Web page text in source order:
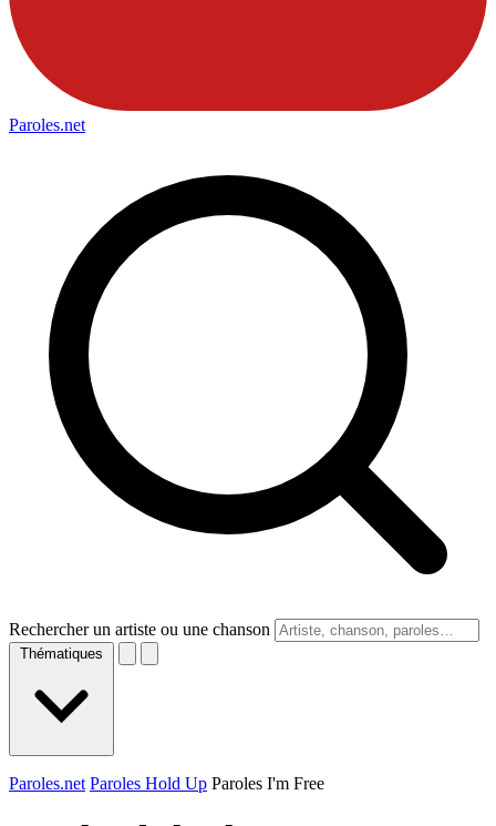
Paroles.net
Rechercher un artiste ou une chanson
Thématiques
Paroles.net Paroles Hold Up Paroles I'm Free